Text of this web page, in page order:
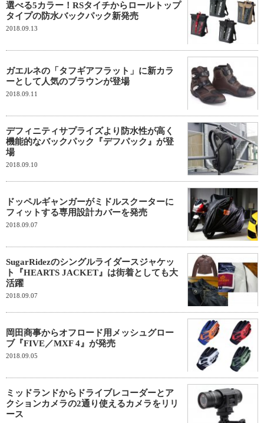
選べる5カラー！RSタイチからロールトップ
タイプの防水バックパック新発売
2018.09.13
ガエルネの「タフギアフラット」に新カラ
ーとして人気のブラウンが登場
2018.09.11
デフィニティサプライズより防水性が高く
機能的なバックパック『デフパック』が登
場
2018.09.10
ドッペルギャンガーがミドルスクーターに
フィットする専用設計カバーを発売
2018.09.07
SugarRidezのシングルライダースジャケッ
ト『HEARTS JACKET』は街着としても大
活躍
2018.09.07
岡田商事からオフロード用メッシュグロー
ブ『FIVE／MXF 4』が発売
2018.09.05
ミッドランドからドライブレコーダーとア
クションカメラの2通り使えるカメラをリリ
ース